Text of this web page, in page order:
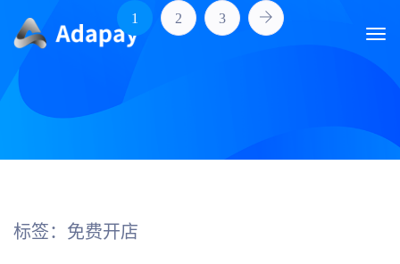
标签：免费开店
1 2 3